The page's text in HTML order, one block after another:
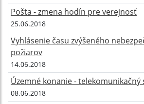
Pošta - zmena hodín pre verejnosť
25.06.2018
Vyhlásenie času zvýšeného
požiarov
14.06.2018
Územné konanie - telekomunikačný
08.06.2018